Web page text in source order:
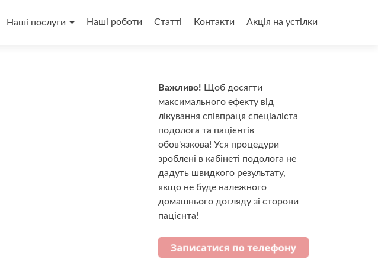
Наші послуги Наші роботи Статті Контакти Акція на устілки
Важливо! Щоб досягти
максимального ефекту від
лікування співпраця спеціаліста
подолога та пацієнтів
обов'язкова! Уся процедури
зроблені в кабінеті подолога не
дадуть швидкого результату,
якщо не буде належного
домашнього догляду зі сторони
пацієнта!